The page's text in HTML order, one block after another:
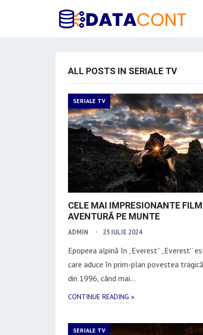
ALL POSTS IN SERIALE TV
SERIALE TV
CELE MAI IMPRESIONANTE
AVENTURĂ PE MUNTE
ADMIN 25 IULIE 2024
Epopeea alpină în „Everest” „Everest”
care aduce în prim-plan povestea
din 1996, când mai…
CONTINUE READING »
SERIALE TV